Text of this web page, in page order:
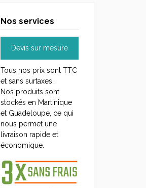
Nos services
Devis sur mesure
Tous nos prix sont TTC
et sans surtaxes.
Nos produits sont
stockés en Martinique
et Guadeloupe, ce qui
nous permet une
livraison rapide et
économique.